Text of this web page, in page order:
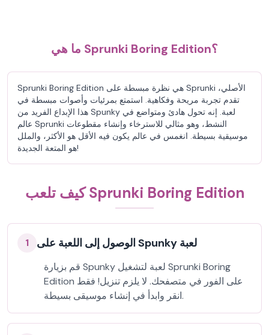
ما هي Sprunki Boring Edition؟
Sprunki Boring Edition هي نظرة مبسطة على Sprunki الأصلي،
تقدم تجربة مريحة وفكاهية. استمتع بمرئيات وأصوات مبسطة في
هذا الإبداع الفريد من Spunky لعبة. إنه تحول هادئ ومتواضع في
عالم Sprunki النشط، وهو مثالي للاسترخاء وإنشاء مقطوعات
موسيقية بسيطة. انغمس في عالم يكون فيه الأقل هو الأكثر، والملل
هو المتعة الجديدة!
كيف تلعب Sprunki Boring Edition
1 الوصول إلى اللعبة على Spunky لعبة
قم بزيارة Spunky لعبة لتشغيل Sprunki Boring
Edition على الفور في متصفحك. لا يلزم تنزيل! فقط
انقر وابدأ في إنشاء موسيقى بسيطة.